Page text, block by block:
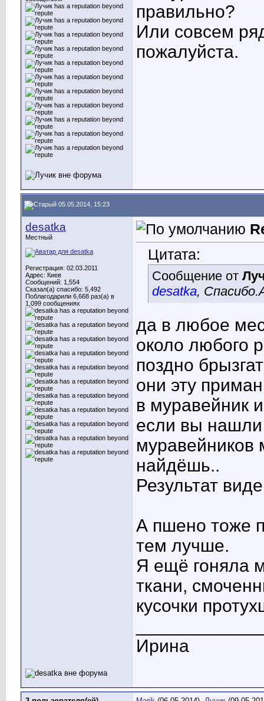
правильно?
Или совсем
пожалуйста.
05.05.2014, 15:23
desatka
Местный
Регистрация: 02.03.2011
Адрес: Киев
Сообщений: 1,554
Сказал(а) спасибо: 5,492
Поблагодарили 6,668 раз(а) в
1,099 сообщениях
Цитата:
Сообщение от
desatka,
да в любое
около любого
поздно
они эту
в муравейник
если вы
муравейников
найдёшь..
Результат
А пшено тоже
тем лучше.
Я ещё гоняла
ткани,
кусочки
Ирина